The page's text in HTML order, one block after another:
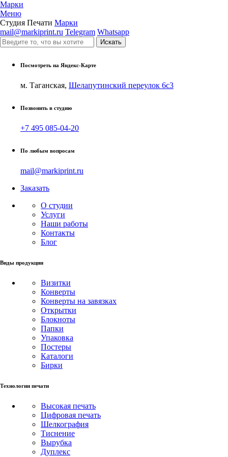
Марки
Меню
Студия Печати Марки
mail@markiprint.ru Telegram Whatsapp
Посмотреть на Яндекс-Карте
м. Таганская, Шелапутинский переулок 6с3
Позвонить в студию
+7 495 085-04-20
По любым вопросам
mail@markiprint.ru
Заказать
О студии
Услуги
Наши работы
Контакты
Блог
Виды продукции
Визитки
Конверты
Конверты на завязках
Открытки
Блокноты
Папки
Упаковка
Постеры
Каталоги
Бирки
Технологии печати
Высокая печать
Цифровая печать
Шелкография
Тиснение
Вырубка
Дуплекс